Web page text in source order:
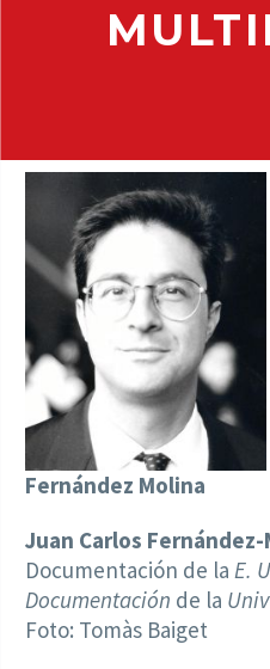
Fernández Molina
Juan Carlos
Documentación de la E.
Documentación de la
Foto: Tomàs Baiget